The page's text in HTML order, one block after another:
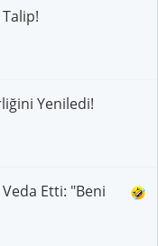
Yeniledi!
Etti: "Beni